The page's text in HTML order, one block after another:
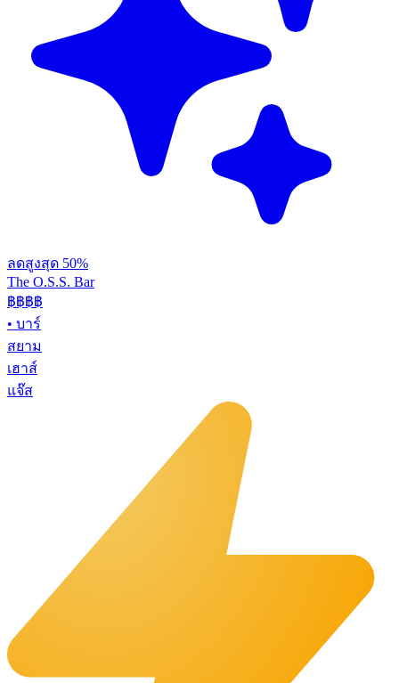
ลดสูงสุด 50%
The O.S.S. Bar
฿฿฿฿
• บาร์
สยาม
เฮาส์
แจ๊ส